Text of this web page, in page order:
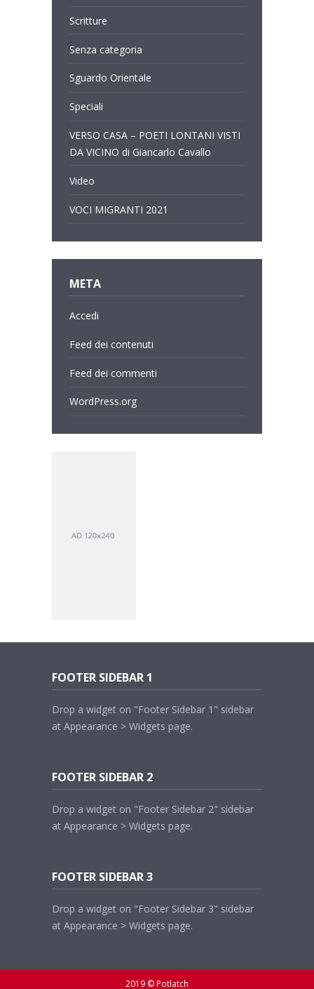
Scritture
Senza categoria
Sguardo Orientale
Speciali
VERSO CASA – POETI LONTANI VISTI
DA VICINO di Giancarlo Cavallo
Video
VOCI MIGRANTI 2021
META
Accedi
Feed dei contenuti
Feed dei commenti
WordPress.org
FOOTER SIDEBAR 1
Drop a widget on "Footer Sidebar 1" sidebar
at Appearance > Widgets page.
FOOTER SIDEBAR 2
Drop a widget on "Footer Sidebar 2" sidebar
at Appearance > Widgets page.
FOOTER SIDEBAR 3
Drop a widget on "Footer Sidebar 3" sidebar
at Appearance > Widgets page.
2019 © Potlatch